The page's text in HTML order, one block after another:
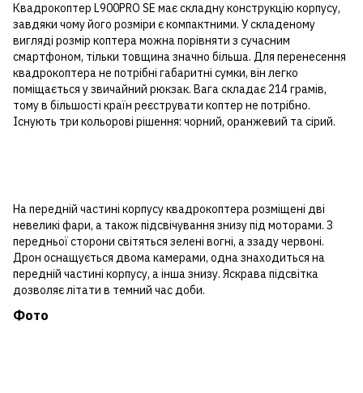
Квадрокоптер L900PRO SE має складну конструкцію корпусу,
завдяки чому його розміри є компактними. У складеному
вигляді розмір коптера можна порівняти з сучасним
смартфоном, тільки товщина значно більша. Для перенесення
квадрокоптера не потрібні габаритні сумки, він легко
поміщається у звичайний рюкзак. Вага складає 214 грамів,
тому в більшості країн реєструвати коптер не потрібно.
Існують три кольорові рішення: чорний, оранжевий та сірий.
На передній частині корпусу квадрокоптера розміщені дві
невеликі фари, а також підсвічування знизу під моторами. З
передньої сторони світяться зелені вогні, а ззаду червоні.
Дрон оснащується двома камерами, одна знаходиться на
передній частині корпусу, а інша знизу. Яскрава підсвітка
дозволяє літати в темний час доби.
Фото